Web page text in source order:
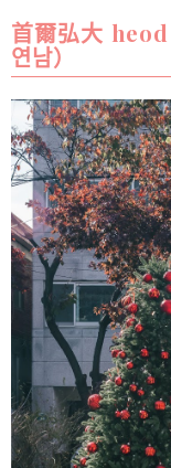
首爾弘大
연남）